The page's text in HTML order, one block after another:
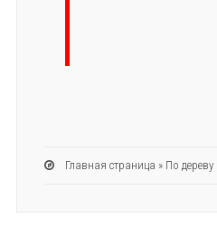
Главная страница » По дереву